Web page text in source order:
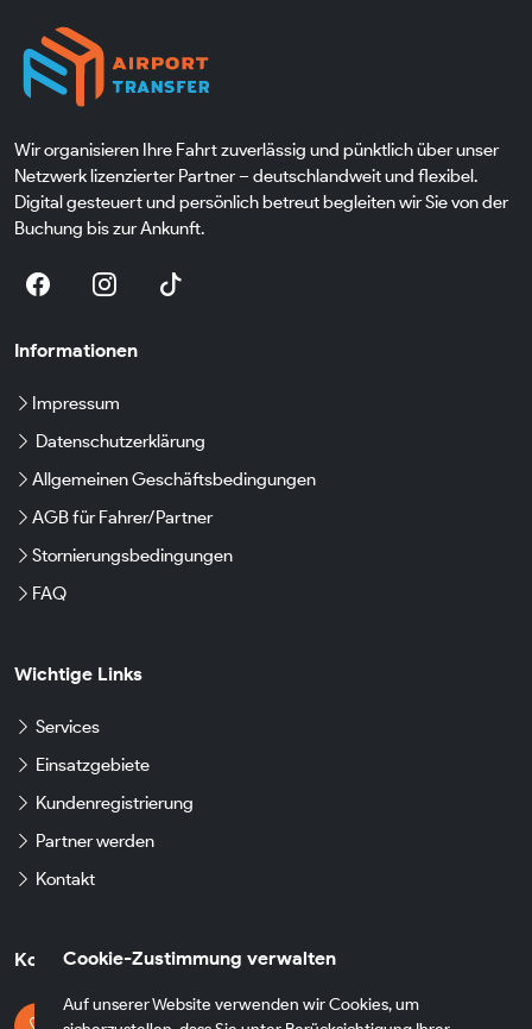
Cookie-Zustimmung verwalten
Auf unserer Website verwenden wir Cookies, um
Wir organisieren Ihre Fahrt zuverlässig und pünktlich über unser
Netzwerk lizenzierter Partner – deutschlandweit und flexibel.
Digital gesteuert und persönlich betreut begleiten wir Sie von der
Buchung bis zur Ankunft.
Informationen
Impressum
Datenschutzerklärung
Allgemeinen Geschäftsbedingungen
AGB für Fahrer/Partner
Stornierungsbedingungen
FAQ
Wichtige Links
Services
Einsatzgebiete
Kundenregistrierung
Partner werden
Kontakt
Kontaktdaten
Kontaktieren Sie uns